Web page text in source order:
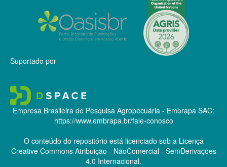
Suportado por
Empresa Brasileira de Pesquisa Agropecuária - Embrapa SAC:
https://www.embrapa.br/fale-conosco
O conteúdo do repositório está licenciado sob a Licença
Creative CommonsAtribuição - NãoComercial - SemDerivações
4.0 Internacional.